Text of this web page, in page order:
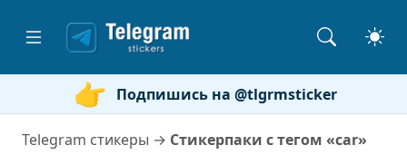
Подпишись на @tlgrmsticker
Telegram стикеры → Стикерпаки с тегом «car»